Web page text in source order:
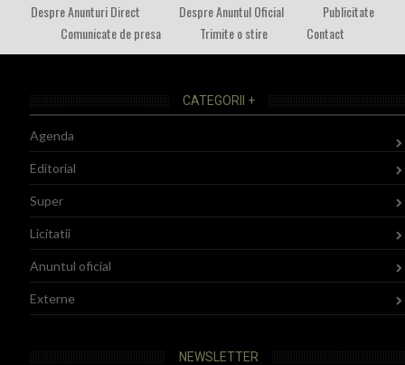
Despre Anunturi Direct
Despre Anuntul Oficial
Publicitate
Comunicate de presa
Trimite o stire Contact
CATEGORII +
Agenda
Editorial
Super
Licitatii
Anuntul oficial
Externe
NEWSLETTER